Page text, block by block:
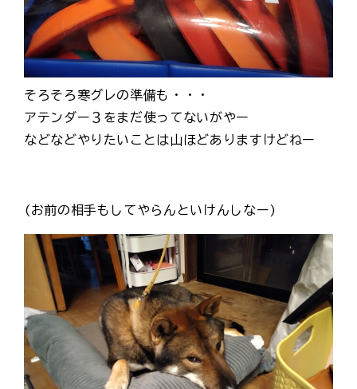
そろそろ寒グレの準備も・・・
アテンダー３をまだ使ってないがやー
などなどやりたいことは山ほどありますけどねー
(お前の相手もしてやらんといけんしなー)